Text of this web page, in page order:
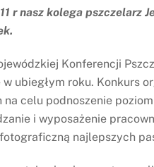
r nasz kolega pszczelarz
Konferencji
ubiegłym roku. Konkurs
celu podnoszenie
i wyposażenie
najlepszych